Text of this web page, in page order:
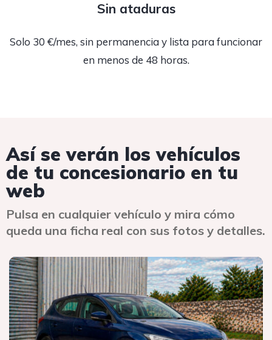
Sin ataduras
Solo 30 €/mes, sin permanencia y lista para funcionar
en menos de 48 horas.
Así se verán los vehículos
de tu concesionario en tu
web
Pulsa en cualquier vehículo y mira cómo
queda una ficha real con sus fotos y detalles.